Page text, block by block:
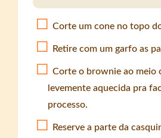
Corte um cone no topo
Retire com um garfo as
Corte o brownie ao meio
levemente aquecida pra
processo.
Reserve a parte da